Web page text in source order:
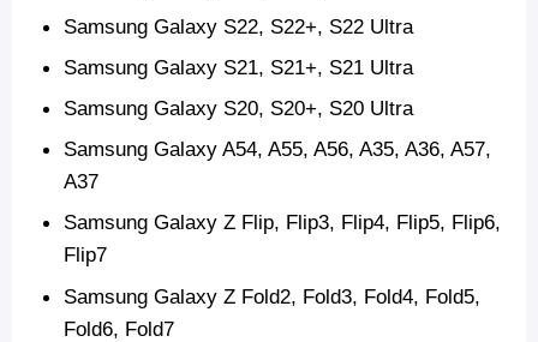
Samsung Galaxy S22, S22+, S22 Ultra
Samsung Galaxy S21, S21+, S21 Ultra
Samsung Galaxy S20, S20+, S20 Ultra
Samsung Galaxy A54, A55, A56, A35, A36, A57,
A37
Samsung Galaxy Z Flip, Flip3, Flip4, Flip5, Flip6,
Flip7
Samsung Galaxy Z Fold2, Fold3, Fold4, Fold5,
Fold6, Fold7